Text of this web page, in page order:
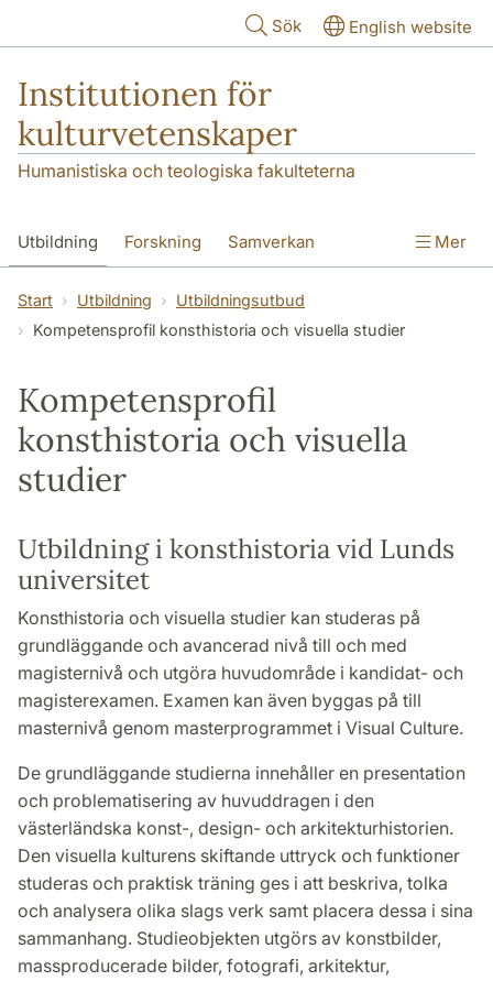
Sök English website
Institutionen för
kulturvetenskaper
Humanistiska och teologiska fakulteterna
Utbildning Forskning Samverkan
Om institutionen Kontakt
Mer
Start Utbildning
Utbildningsutbud
Kompetensprofil konsthistoria och visuella studier
Kompetensprofil
konsthistoria och visuella
studier
Utbildning i konsthistoria vid Lunds
universitet
Konsthistoria och visuella studier kan studeras på
grundläggande och avancerad nivå till och med
magisternivå och utgöra huvudområde i kandidat- och
magisterexamen. Examen kan även byggas på till
masternivå genom masterprogrammet i Visual Culture.
De grundläggande studierna innehåller en presentation
och problematisering av huvuddragen i den
västerländska konst-, design- och arkitekturhistorien.
Den visuella kulturens skiftande uttryck och funktioner
studeras och praktisk träning ges i att beskriva, tolka
och analysera olika slags verk samt placera dessa i sina
sammanhang. Studieobjekten utgörs av konstbilder,
massproducerade bilder, fotografi, arkitektur,